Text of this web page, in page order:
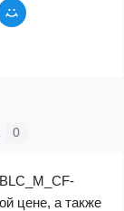
0
цене, а также